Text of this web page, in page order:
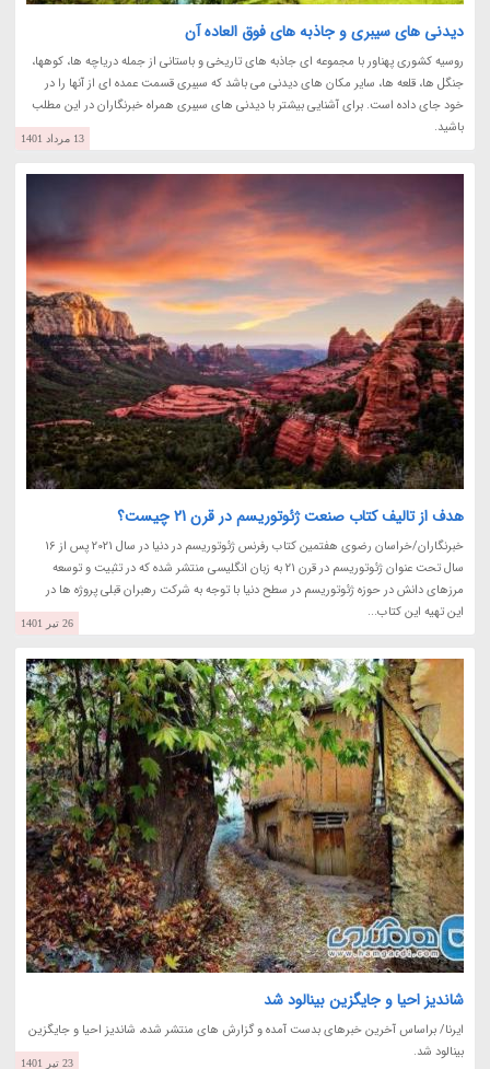
دیدنی های سیبری و جاذبه های فوق العاده آن
روسیه کشوری پهناور با مجموعه ای جاذبه های تاریخی و باستانی از جمله دریاچه ها، کوهها،
جنگل ها، قلعه ها، سایر مکان های دیدنی می باشد که سیبری قسمت عمده ای از آنها را در
خود جای داده است. برای آشنایی بیشتر با دیدنی های سیبری همراه خبرنگاران در این مطلب
باشید.
13 مرداد 1401
هدف از تالیف کتاب صنعت ژئوتوریسم در قرن 21 چیست؟
خبرنگاران/خراسان رضوی هفتمین کتاب رفرنس ژئوتوریسم در دنیا در سال 2021 پس از 16
سال تحت عنوان ژئوتوریسم در قرن 21 به زبان انگلیسی منتشر شده که در تثبیت و توسعه
مرزهای دانش در حوزه ژئوتوریسم در سطح دنیا با توجه به شرکت رهبران قبلی پروژه ها در
این تهیه این کتاب...
26 تیر 1401
شاندیز احیا و جایگزین بینالود شد
ایرنا/ براساس آخرین خبرهای بدست آمده و گزارش های منتشر شده، شاندیز احیا و جایگزین
بینالود شد.
23 تیر 1401